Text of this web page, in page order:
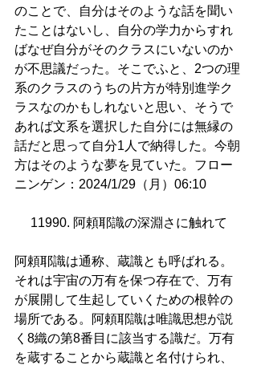
のことで、自分はそのような話を聞い
たことはないし、自分の学力からすれ
ばなぜ自分がそのクラスにいないのか
が不思議だった。そこでふと、2つの理
系のクラスのうちの片方が特別進学ク
ラスなのかもしれないと思い、そうで
あれば文系を選択した自分には無縁の
話だと思って自分1人で納得した。今朝
方はそのような夢を見ていた。フロー
ニンゲン：2024/1/29（月）06:10
11990. 阿頼耶識の深淵さに触れて
阿頼耶識は通称、蔵識とも呼ばれる。
それは宇宙の万有を保つ存在で、万有
が展開して生起していくための根幹の
場所である。阿頼耶識は唯識思想が説
く8織の第8番目に該当する識だ。万有
を蔵することから蔵識と名付けられ、